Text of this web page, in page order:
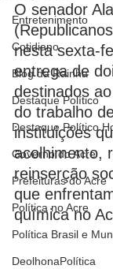
Entretenimento
Cotidiano
Blog da Rainha
Destaque Político
Destaque Político
Governo do Acre
Prefeituras do Acre
Política no Acre
Política Brasil e
DeolhonaPolítica
O senador
nesta sexta-
entrega de
destinados
do trabalho
instituições
acolhimento,
reinserção
que
química no